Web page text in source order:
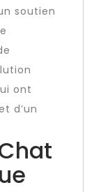
soutien
ont
d’un